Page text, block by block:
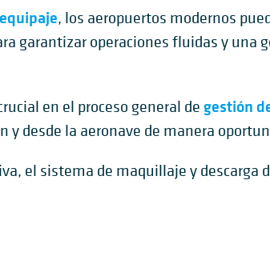
, los aeropuertos modernos
garantizar operaciones fluidas y una
en el proceso general de gestión
y desde la aeronave de manera
el sistema de maquillaje y descarga